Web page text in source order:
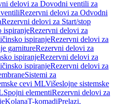
delovi za Dovodni ventili za
Rezervni delovi za Odvodni
Rezervni delovi za Start/stop
ispiranjeRezervni delovi za
ispiranjeRezervni delovi za
garnitureRezervni delovi za
ispiranjeRezervni delovi za
ispiranjeRezervni delovi za
Sistemi za
cevi MLVišeslojne sistemske
Spojni elementiRezervni delovi za
KolanaT-komadiPrelazi,